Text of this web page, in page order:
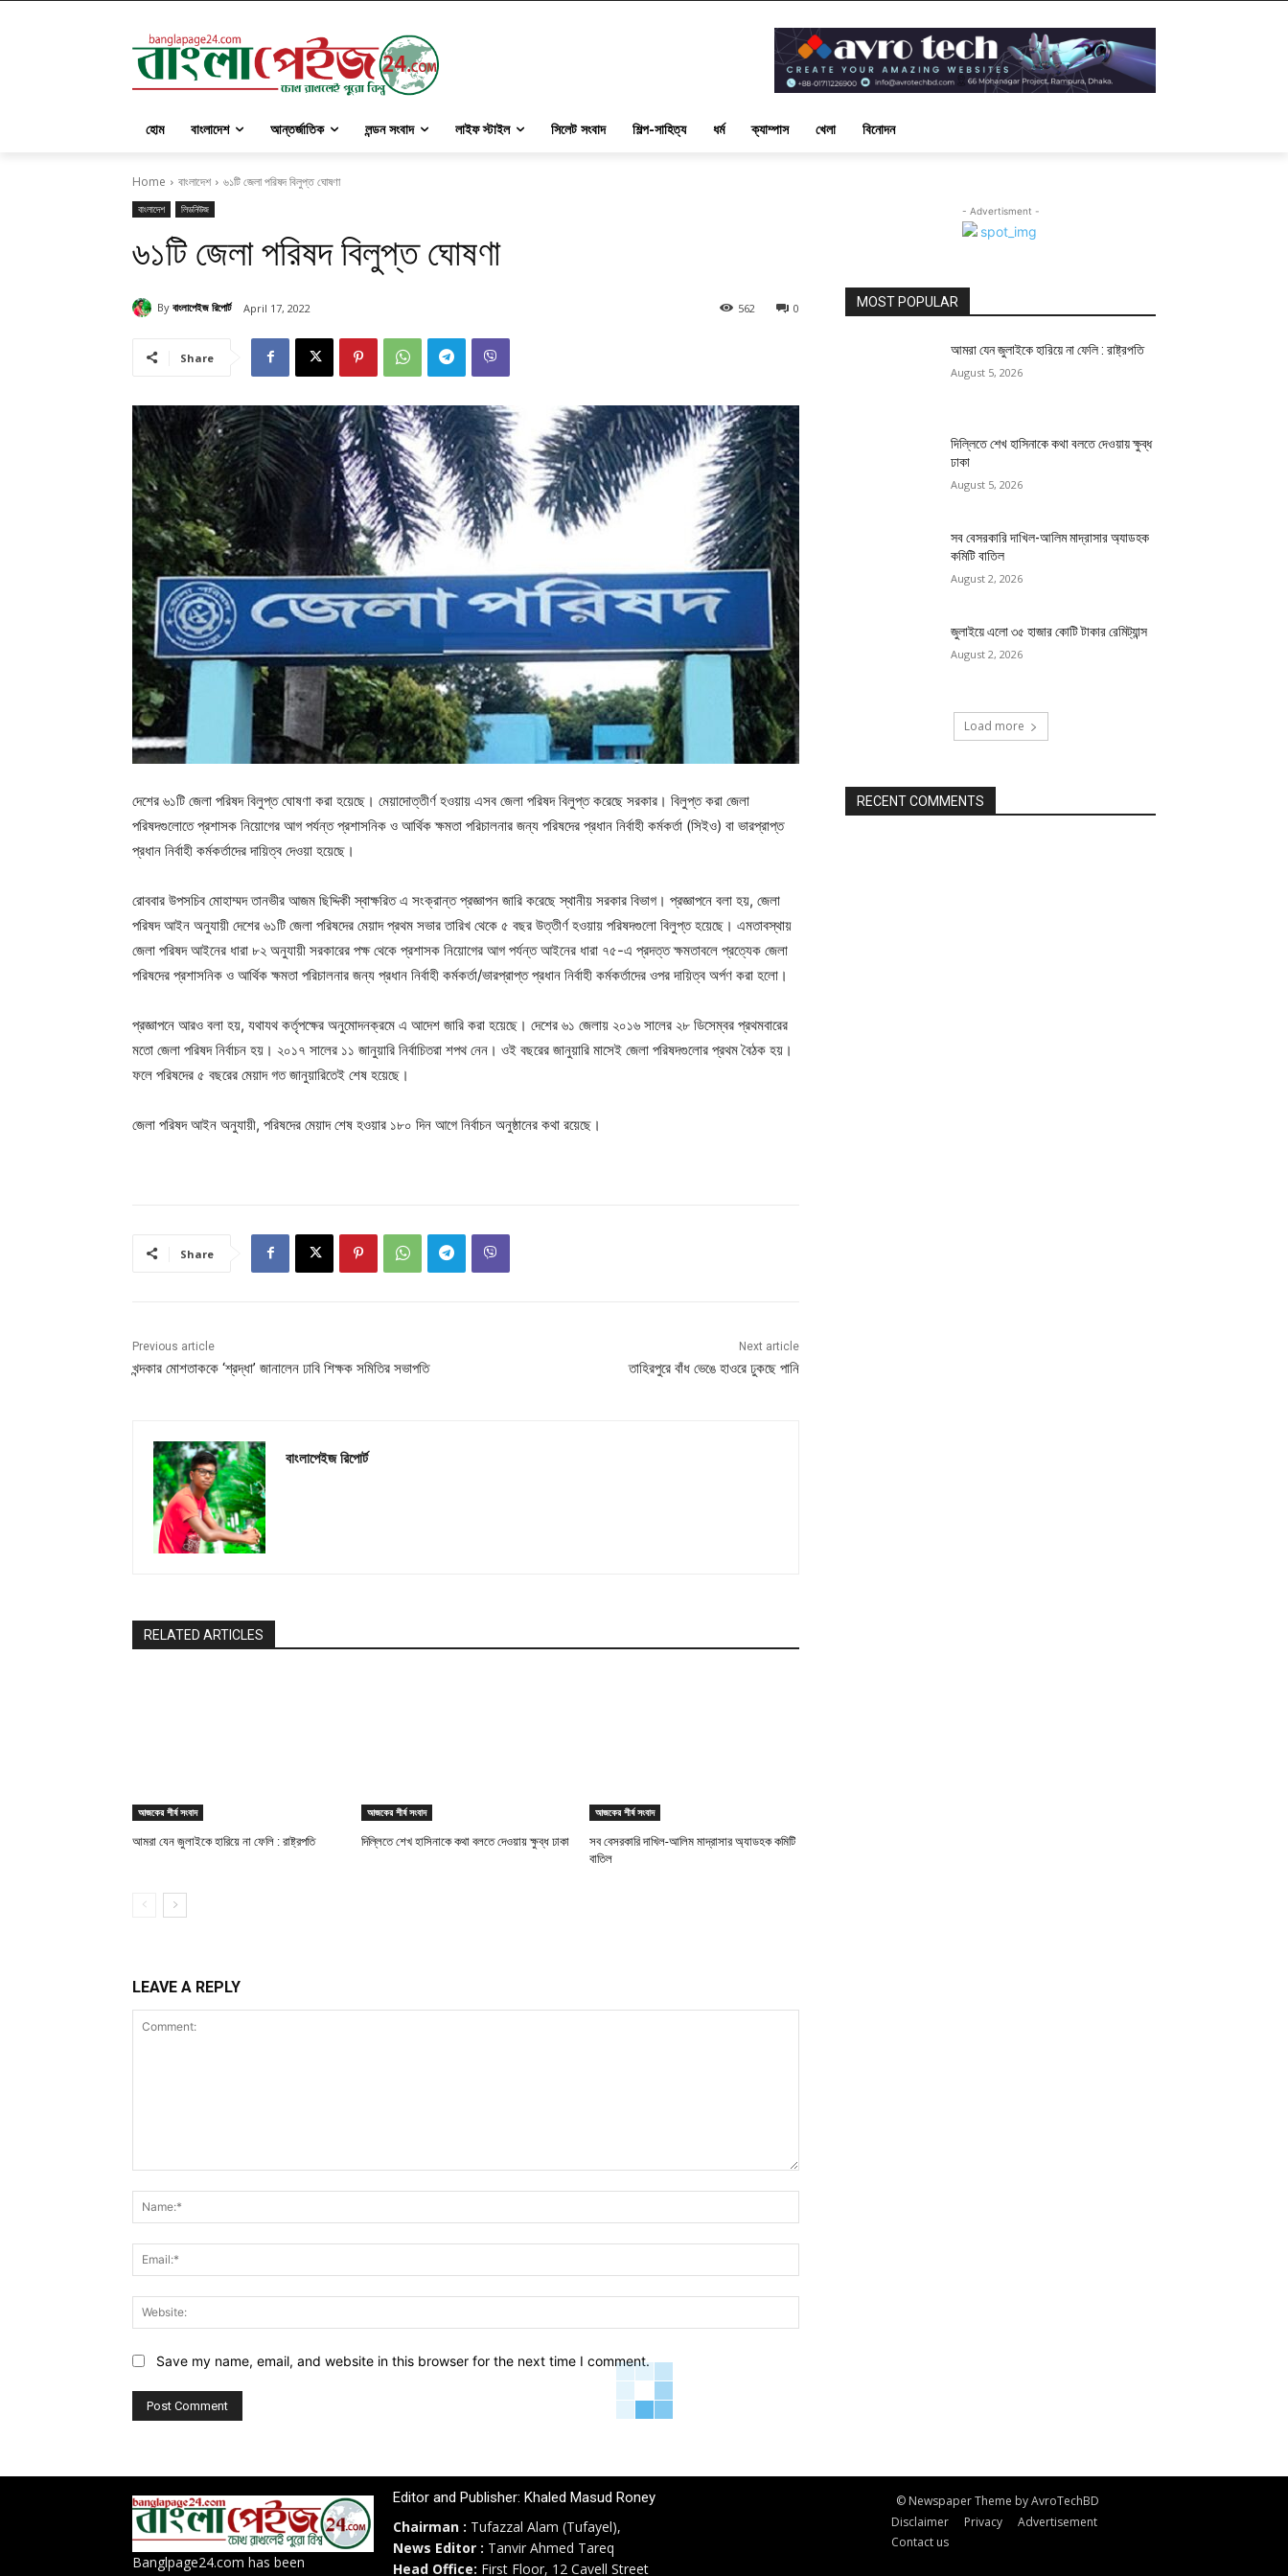
হোম বাংলাদেশ আন্তর্জাতিক লন্ডন সংবাদ লাইফ স্টাইল সিলেট সংবাদ শিল্প-সাহিত্য ধর্ম ক্যাম্পাস খেলা বিনোদন
Home বাংলাদেশ ৬১টি জেলা পরিষদ বিলুপ্ত ঘোষণা
বাংলাদেশ লিডনিউজ
৬১টি জেলা পরিষদ বিলুপ্ত ঘোষণা
By বাংলাপেইজ রিপোর্ট April 17, 2022 0
562
Share
দেশের ৬১টি জেলা পরিষদ বিলুপ্ত ঘোষণা করা হয়েছে। মেয়াদোত্তীর্ণ হওয়ায় এসব জেলা পরিষদ বিলুপ্ত করেছে সরকার। বিলুপ্ত করা জেলা
পরিষদগুলোতে প্রশাসক নিয়োগের আগ পর্যন্ত প্রশাসনিক ও আর্থিক ক্ষমতা পরিচালনার জন্য পরিষদের প্রধান নির্বাহী কর্মকর্তা (সিইও) বা ভারপ্রাপ্ত
প্রধান নির্বাহী কর্মকর্তাদের দায়িত্ব দেওয়া হয়েছে।
রোববার উপসচিব মোহাম্মদ তানভীর আজম ছিদ্দিকী স্বাক্ষরিত এ সংক্রান্ত প্রজ্ঞাপন জারি করেছে স্থানীয় সরকার বিভাগ। প্রজ্ঞাপনে বলা হয়, জেলা
পরিষদ আইন অনুযায়ী দেশের ৬১টি জেলা পরিষদের মেয়াদ প্রথম সভার তারিখ থেকে ৫ বছর উত্তীর্ণ হওয়ায় পরিষদগুলো বিলুপ্ত হয়েছে। এমতাবস্থায়
জেলা পরিষদ আইনের ধারা ৮২ অনুযায়ী সরকারের পক্ষ থেকে প্রশাসক নিয়োগের আগ পর্যন্ত আইনের ধারা ৭৫-এ প্রদত্ত ক্ষমতাবলে প্রত্যেক জেলা
পরিষদের প্রশাসনিক ও আর্থিক ক্ষমতা পরিচালনার জন্য প্রধান নির্বাহী কর্মকর্তা/ভারপ্রাপ্ত প্রধান নির্বাহী কর্মকর্তাদের ওপর দায়িত্ব অর্পণ করা হলো।
প্রজ্ঞাপনে আরও বলা হয়, যথাযথ কর্তৃপক্ষের অনুমোদনক্রমে এ আদেশ জারি করা হয়েছে। দেশের ৬১ জেলায় ২০১৬ সালের ২৮ ডিসেম্বর প্রথমবারের
মতো জেলা পরিষদ নির্বাচন হয়। ২০১৭ সালের ১১ জানুয়ারি নির্বাচিতরা শপথ নেন। ওই বছরের জানুয়ারি মাসেই জেলা পরিষদগুলোর প্রথম বৈঠক হয়।
ফলে পরিষদের ৫ বছরের মেয়াদ গত জানুয়ারিতেই শেষ হয়েছে।
জেলা পরিষদ আইন অনুযায়ী, পরিষদের মেয়াদ শেষ হওয়ার ১৮০ দিন আগে নির্বাচন অনুষ্ঠানের কথা রয়েছে।
Share
Previous article
খন্দকার মোশতাককে ‘শ্রদ্ধা’ জানালেন ঢাবি শিক্ষক সমিতির সভাপতি
Next article
তাহিরপুরে বাঁধ ভেঙে হাওরে ঢুকছে পানি
বাংলাপেইজ রিপোর্ট
RELATED ARTICLES
আজকের শীর্ষ সংবাদ
আমরা যেন জুলাইকে হারিয়ে না ফেলি : রাষ্ট্রপতি
আজকের শীর্ষ সংবাদ
দিল্লিতে শেখ হাসিনাকে কথা বলতে দেওয়ায় ক্ষুব্ধ ঢাকা
আজকের শীর্ষ সংবাদ
সব বেসরকারি দাখিল-আলিম মাদ্রাসার অ্যাডহক কমিটি
বাতিল
LEAVE A REPLY
Save my name, email, and website in this browser for the next time I comment.
- Advertisment -
MOST POPULAR
আমরা যেন জুলাইকে হারিয়ে না ফেলি : রাষ্ট্রপতি
August 5, 2026
দিল্লিতে শেখ হাসিনাকে কথা বলতে দেওয়ায় ক্ষুব্ধ
ঢাকা
August 5, 2026
সব বেসরকারি দাখিল-আলিম মাদ্রাসার অ্যাডহক
কমিটি বাতিল
August 2, 2026
জুলাইয়ে এলো ৩৫ হাজার কোটি টাকার রেমিট্যান্স
August 2, 2026
Load more
RECENT COMMENTS
Banglpage24.com has been
Editor and Publisher: Khaled Masud Roney
Chairman : Tufazzal Alam (Tufayel),
News Editor : Tanvir Ahmed Tareq
Head Office: First Floor, 12 Cavell Street
© Newspaper Theme by AvroTechBD
Disclaimer
Privacy
Advertisement
Contact us